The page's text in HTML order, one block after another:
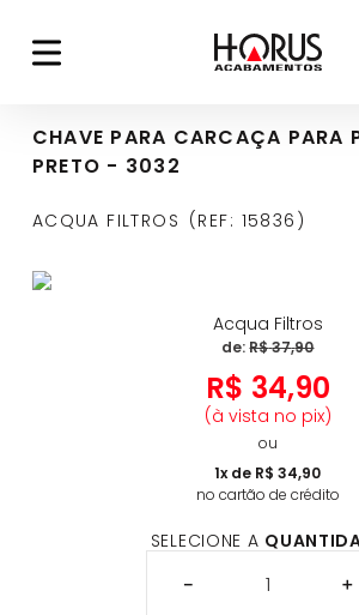
CHAVE PARA CARCAÇA PARA
PRETO - 3032
ACQUA FILTROS REF: 15836
Acqua Filtros
de:R$37,90
R$ 34,90
(à vista no pix)
ou
1x de R$ 34,90
no cartão de crédito
SELECIONE A
＋
－